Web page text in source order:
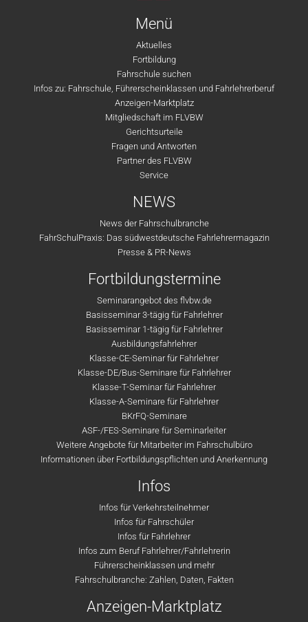
Menü
Aktuelles
Fortbildung
Fahrschule suchen
Infos zu: Fahrschule, Führerscheinklassen und Fahrlehrerberuf
Anzeigen-Marktplatz
Mitgliedschaft im FLVBW
Gerichtsurteile
Fragen und Antworten
Partner des FLVBW
Service
NEWS
News der Fahrschulbranche
FahrSchulPraxis: Das südwestdeutsche Fahrlehrermagazin
Presse & PR-News
Fortbildungstermine
Seminarangebot des flvbw.de
Basisseminar 3-tägig für Fahrlehrer
Basisseminar 1-tägig für Fahrlehrer
Ausbildungsfahrlehrer
Klasse-CE-Seminar für Fahrlehrer
Klasse-DE/Bus-Seminare für Fahrlehrer
Klasse-T-Seminar für Fahrlehrer
Klasse-A-Seminare für Fahrlehrer
BKrFQ-Seminare
ASF-/FES-Seminare für Seminarleiter
Weitere Angebote für Mitarbeiter im Fahrschulbüro
Informationen über Fortbildungspflichten und Anerkennung
Infos
Infos für Verkehrsteilnehmer
Infos für Fahrschüler
Infos für Fahrlehrer
Infos zum Beruf Fahrlehrer/Fahrlehrerin
Führerscheinklassen und mehr
Fahrschulbranche: Zahlen, Daten, Fakten
Anzeigen-Marktplatz